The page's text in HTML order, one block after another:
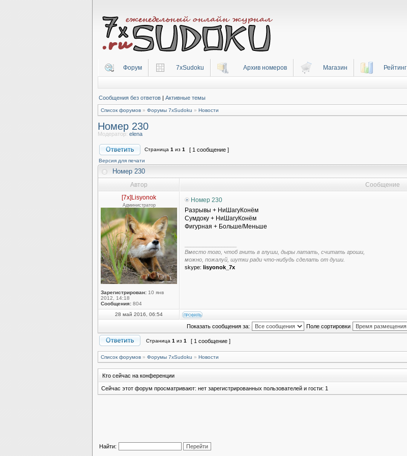
Форум 7xSudoku Архив номеров Магазин Рейтинг
Сообщения без ответов | Активные темы
Список форумов » Форумы 7xSudoku » Новости
Номер 230
Модератор: elena
Страница 1 из 1 [ 1 сообщение ]
Версия для печати
Номер 230
Автор
Сообщение
[7x]Lisyonok
Администратор
Зарегистрирован: 10 янв
2012, 14:18
Сообщения: 804
Номер 230
Разрывы + НиШагуКонём
Сумдоку + НиШагуКонём
Фигурная + Больше/Меньше
Вместо того, чтоб гнить в глуши, дыры латать, считать гроши,
можно, пожалуй, шутки ради что-нибудь сделать от души.
skype: lisyonok_7x
28 май 2016, 06:54
Показать сообщения за: Поле сортировки
Страница 1 из 1 [ 1 сообщение ]
Список форумов » Форумы 7xSudoku » Новости
Кто сейчас на конференции
Сейчас этот форум просматривают: нет зарегистрированных пользователей и гости: 1
Найти: